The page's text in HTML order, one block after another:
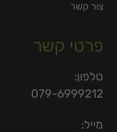
צור קשר
פרטי קשר
טלפון:
079-6999212
מייל: